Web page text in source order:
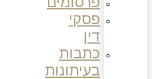
פסקי
דין
כתבות
בעיתונות